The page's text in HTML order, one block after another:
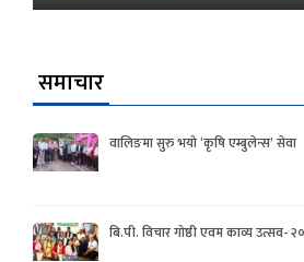
समाचार
वालिङमा सुरु भयो ‘कृषि एम्बुलेन्स’ सेवा
बि.पी. विचार गोष्ठी एवम काव्य उत्सव-